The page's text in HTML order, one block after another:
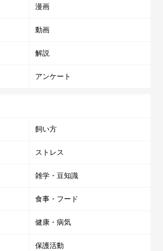
漫画
動画
解説
アンケート
飼い方
ストレス
雑学・豆知識
食事・フード
健康・病気
保護活動